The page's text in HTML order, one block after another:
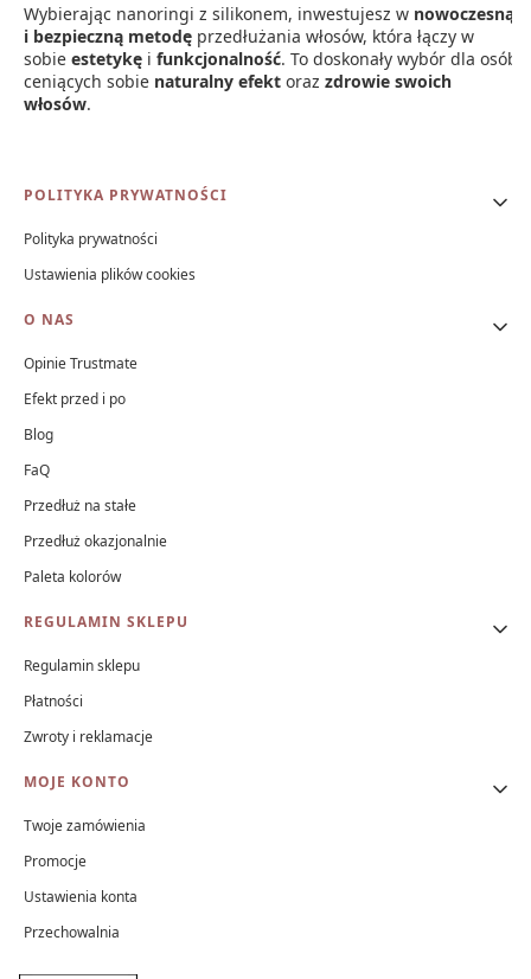
Wybierając nanoringi z silikonem, inwestujesz w nowoczesną
i bezpieczną metodę przedłużania włosów, która łączy w
sobie estetykę i funkcjonalność. To doskonały wybór dla osób
ceniących sobie naturalny efekt oraz zdrowie swoich
włosów.
Linki w stopce
POLITYKA PRYWATNOŚCI
Polityka prywatności
Ustawienia plików cookies
O NAS
Opinie Trustmate
Efekt przed i po
Blog
FaQ
Przedłuż na stałe
Przedłuż okazjonalnie
Paleta kolorów
REGULAMIN SKLEPU
Regulamin sklepu
Płatności
Zwroty i reklamacje
MOJE KONTO
Twoje zamówienia
Promocje
Ustawienia konta
Przechowalnia